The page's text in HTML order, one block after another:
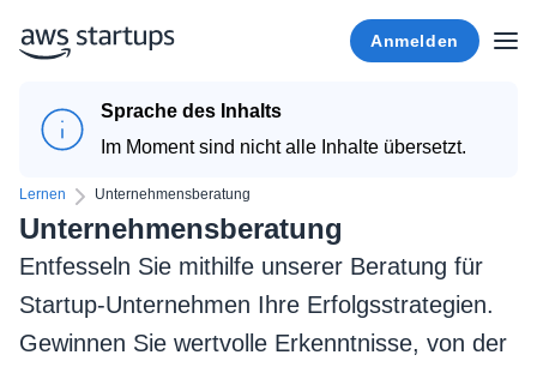
Anmelden
Sprache des Inhalts
Im Moment sind nicht alle Inhalte übersetzt.
Lernen Unternehmensberatung
Unternehmensberatung
Entfesseln Sie mithilfe unserer Beratung für
Startup-Unternehmen Ihre Erfolgsstrategien.
Gewinnen Sie wertvolle Erkenntnisse, von der